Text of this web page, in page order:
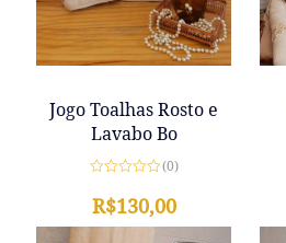
Jogo Toalhas Rosto e
Lavabo Bo
0
de
5
(0)
R$130,00